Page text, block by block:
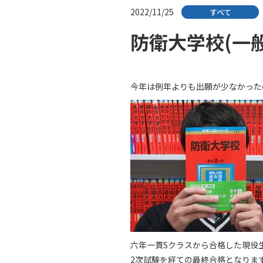
2022/11/25 すべて
防衛大学校(一
今年は例年よりも出願が少なかっ
六年一貫Sクラスから合格した現
2次試験を経ての最終合格となり